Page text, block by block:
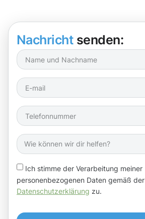
Nachricht senden:
Ich stimme der Verarbeitung meiner
personenbezogenen Daten gemäß der
Datenschutzerklärung zu.